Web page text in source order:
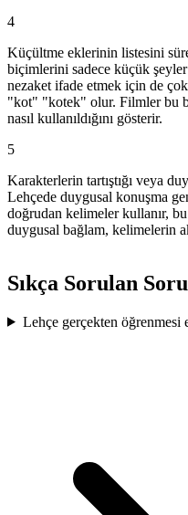
4
Küçültme eklerinin listesini
biçimlerini sadece küçük
nezaket ifade etmek için de
"kot" "kotek" olur. Filmler bu
nasıl kullanıldığını gösterir.
5
Karakterlerin tartıştığı veya
Lehçede duygusal konuşma
doğrudan kelimeler kullanır, bu
duygusal bağlam, kelimelerin
Sıkça Sorulan
Lehçe gerçekten